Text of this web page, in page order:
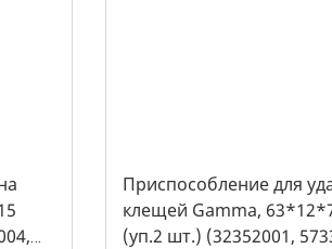
Приспособление для
клещей Gamma,
(уп.2 шт.) (32352001,